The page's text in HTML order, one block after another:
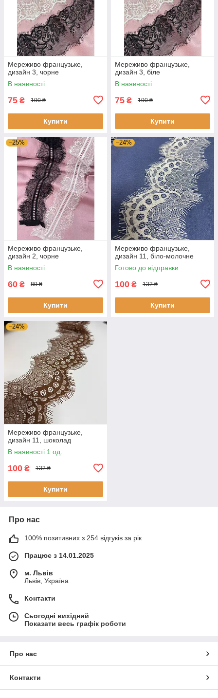
Мереживо французьке,
дизайн 3, чорне
В наявності
75 ₴ 100 ₴
Купити
Мереживо французьке,
дизайн 3, біле
В наявності
75 ₴ 100 ₴
Купити
–25%
Мереживо французьке,
дизайн 2, чорне
В наявності
60 ₴ 80 ₴
Купити
–24%
Мереживо французьке,
дизайн 11, біло-молочне
Готово до відправки
100 ₴ 132 ₴
Купити
–24%
Мереживо французьке,
дизайн 11, шоколад
В наявності 1 од.
100 ₴ 132 ₴
Купити
Про нас
100% позитивних з 254 відгуків за рік
Працює з 14.01.2025
м. Львів
Львів, Україна
Контакти
Сьогодні вихідний
Показати весь графік роботи
Про нас
Контакти